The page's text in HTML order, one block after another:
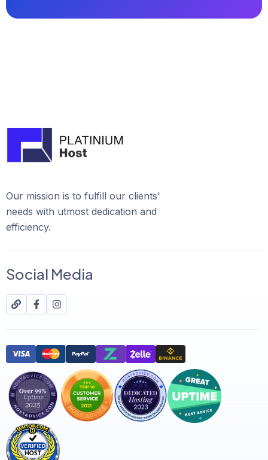
Our mission is to fulfill our clients'
needs with utmost dedication and
efficiency.
Social Media